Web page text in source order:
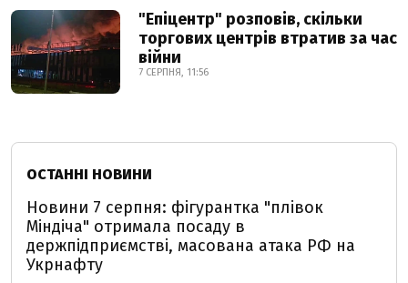
"Епіцентр" розповів, скільки
торгових центрів втратив за час
війни
7 СЕРПНЯ, 11:56
ОСТАННІ НОВИНИ
Новини 7 серпня: фігурантка "плівок
Міндіча" отримала посаду в
держпідприємстві, масована атака РФ на
Укрнафту